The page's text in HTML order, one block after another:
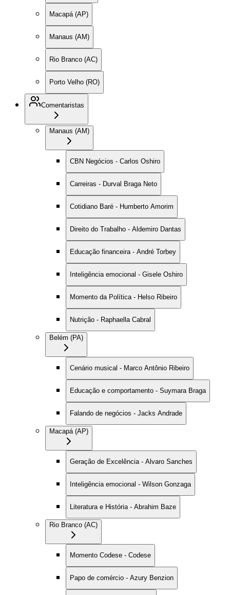
Macapá (AP)
Manaus (AM)
Rio Branco (AC)
Porto Velho (RO)
Comentaristas
Manaus (AM)
CBN Negócios - Carlos Oshiro
Carreiras - Durval Braga Neto
Cotidiano Baré - Humberto Amorim
Direito do Trabalho - Aldemiro Dantas
Educação financeira - André Torbey
Inteligência emocional - Gisele Oshiro
Momento da Política - Helso Ribeiro
Nutrição - Raphaella Cabral
Belém (PA)
Cenário musical - Marco Antônio Ribeiro
Educação e comportamento - Suymara Braga
Falando de negócios - Jacks Andrade
Macapá (AP)
Geração de Excelência - Alvaro Sanches
Inteligência emocional - Wilson Gonzaga
Literatura e História - Abrahim Baze
Rio Branco (AC)
Momento Codese - Codese
Papo de comércio - Azury Benzion